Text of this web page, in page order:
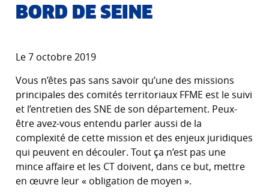
BORD DE SEINE
Le 7 octobre 2019
Vous n’êtes pas sans savoir qu’une des missions
principales des comités territoriaux FFME est le suivi
et l’entretien des SNE de son département. Peux-
être avez-vous entendu parler aussi de la
complexité de cette mission et des enjeux juridiques
qui peuvent en découler. Tout ça n’est pas une
mince affaire et les CT doivent, dans ce but, mettre
en œuvre leur « obligation de moyen ».